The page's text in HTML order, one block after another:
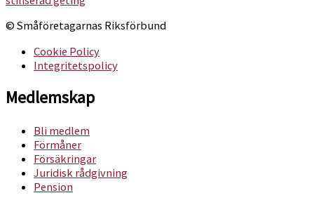
© Småföretagarnas Riksförbund
Cookie Policy
Integritetspolicy
Medlemskap
Bli medlem
Förmåner
Försäkringar
Juridisk rådgivning
Pension